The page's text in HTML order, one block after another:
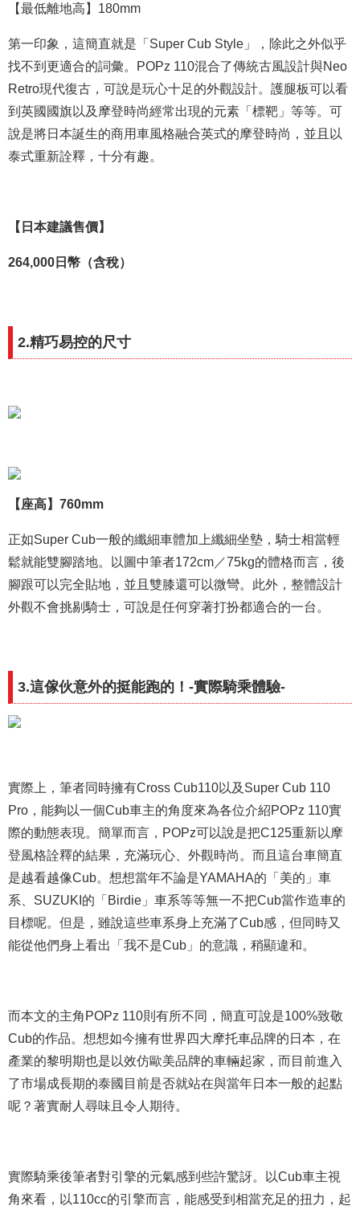
【最低離地高】180mm
第一印象，這簡直就是「Super Cub Style」，除此之外似乎
找不到更適合的詞彙。POPz 110混合了傳統古風設計與Neo
Retro現代復古，可說是玩心十足的外觀設計。護腿板可以看
到英國國旗以及摩登時尚經常出現的元素「標靶」等等。可
說是將日本誕生的商用車風格融合英式的摩登時尚，並且以
泰式重新詮釋，十分有趣。
【日本建議售價】
264,000日幣（含稅）
2.精巧易控的尺寸
【座高】760mm
正如Super Cub一般的纖細車體加上纖細坐墊，騎士相當輕
鬆就能雙腳踏地。以圖中筆者172cm／75kg的體格而言，後
腳跟可以完全貼地，並且雙膝還可以微彎。此外，整體設計
外觀不會挑剔騎士，可說是任何穿著打扮都適合的一台。
3.這傢伙意外的挺能跑的！-實際騎乘體驗-
實際上，筆者同時擁有Cross Cub110以及Super Cub 110
Pro，能夠以一個Cub車主的角度來為各位介紹POPz 110實
際的動態表現。簡單而言，POPz可以說是把C125重新以摩
登風格詮釋的結果，充滿玩心、外觀時尚。而且這台車簡直
是越看越像Cub。想想當年不論是YAMAHA的「美的」車
系、SUZUKI的「Birdie」車系等等無一不把Cub當作造車的
目標呢。但是，雖說這些車系身上充滿了Cub感，但同時又
能從他們身上看出「我不是Cub」的意識，稍顯違和。
而本文的主角POPz 110則有所不同，簡直可說是100%致敬
Cub的作品。想想如今擁有世界四大摩托車品牌的日本，在
產業的黎明期也是以效仿歐美品牌的車輛起家，而目前進入
了市場成長期的泰國目前是否就站在與當年日本一般的起點
呢？著實耐人尋味且令人期待。
實際騎乘後筆者對引擎的元氣感到些許驚訝。以Cub車主視
角來看，以110cc的引擎而言，能感受到相當充足的扭力，起